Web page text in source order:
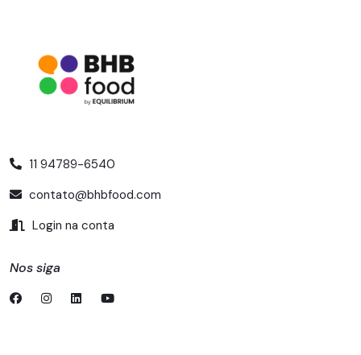
11 94789-6540
contato@bhbfood.com
Login na conta
Nos siga